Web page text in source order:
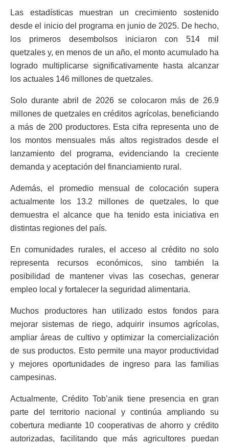
Las estadísticas muestran un crecimiento sostenido
desde el inicio del programa en junio de 2025. De hecho,
los primeros desembolsos iniciaron con 514 mil
quetzales y, en menos de un año, el monto acumulado ha
logrado multiplicarse significativamente hasta alcanzar
los actuales 146 millones de quetzales.
Solo durante abril de 2026 se colocaron más de 26.9
millones de quetzales en créditos agrícolas, beneficiando
a más de 200 productores. Esta cifra representa uno de
los montos mensuales más altos registrados desde el
lanzamiento del programa, evidenciando la creciente
demanda y aceptación del financiamiento rural.
Además, el promedio mensual de colocación supera
actualmente los 13.2 millones de quetzales, lo que
demuestra el alcance que ha tenido esta iniciativa en
distintas regiones del país.
En comunidades rurales, el acceso al crédito no solo
representa recursos económicos, sino también la
posibilidad de mantener vivas las cosechas, generar
empleo local y fortalecer la seguridad alimentaria.
Muchos productores han utilizado estos fondos para
mejorar sistemas de riego, adquirir insumos agrícolas,
ampliar áreas de cultivo y optimizar la comercialización
de sus productos. Esto permite una mayor productividad
y mejores oportunidades de ingreso para las familias
campesinas.
Actualmente, Crédito Tob’anik tiene presencia en gran
parte del territorio nacional y continúa ampliando su
cobertura mediante 10 cooperativas de ahorro y crédito
autorizadas, facilitando que más agricultores puedan